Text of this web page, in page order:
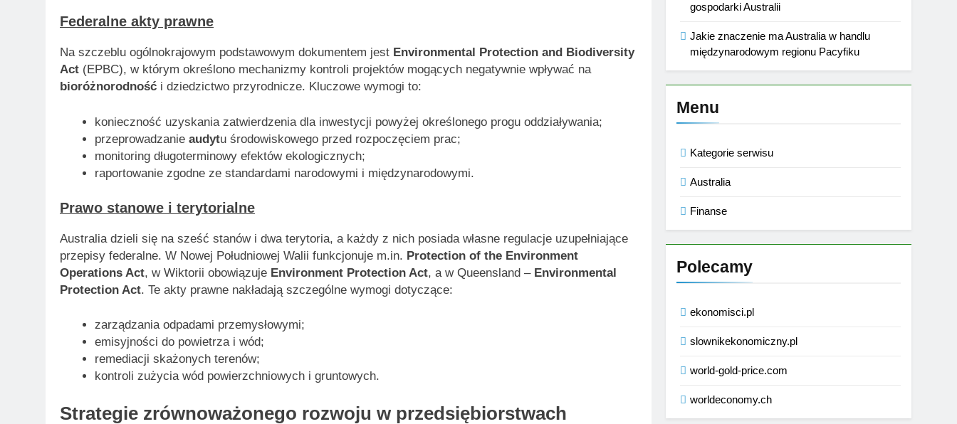
Federalne akty prawne
Na szczeblu ogólnokrajowym podstawowym dokumentem jest Environmental Protection and Biodiversity
Act (EPBC), w którym określono mechanizmy kontroli projektów mogących negatywnie wpływać na
bioróżnorodność i dziedzictwo przyrodnicze. Kluczowe wymogi to:
konieczność uzyskania zatwierdzenia dla inwestycji powyżej określonego progu oddziaływania;
przeprowadzanie audytu środowiskowego przed rozpoczęciem prac;
monitoring długoterminowy efektów ekologicznych;
raportowanie zgodne ze standardami narodowymi i międzynarodowymi.
Prawo stanowe i terytorialne
Australia dzieli się na sześć stanów i dwa terytoria, a każdy z nich posiada własne regulacje uzupełniające
przepisy federalne. W Nowej Południowej Walii funkcjonuje m.in. Protection of the Environment
Operations Act, w Wiktorii obowiązuje Environment Protection Act, a w Queensland – Environmental
Protection Act. Te akty prawne nakładają szczególne wymogi dotyczące:
zarządzania odpadami przemysłowymi;
emisyjności do powietrza i wód;
remediacji skażonych terenów;
kontroli zużycia wód powierzchniowych i gruntowych.
Strategie zrównoważonego rozwoju w przedsiębiorstwach
gospodarki Australii
Jakie znaczenie ma Australia w handlu
międzynarodowym regionu Pacyfiku
Menu
Kategorie serwisu
Australia
Finanse
Polecamy
ekonomisci.pl
slownikekonomiczny.pl
world-gold-price.com
worldeconomy.ch